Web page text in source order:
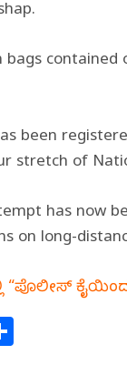
been
stretch of
has now
on long-
“ಪೊಲೀಸ್ ಕೈಯಿಂದ